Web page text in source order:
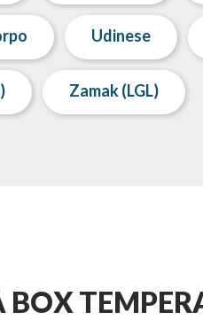
Udinese
Zamak (LGL)
BOX